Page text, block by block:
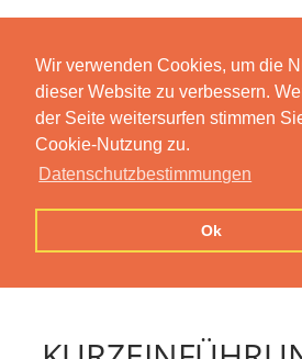
Wir verwenden Cookies, um die
dieser Website zu verbessern.
der Seite weitersurfen stimmen
Cookie-Nutzung zu.
Datenschutzbestimmungen
Ok
Startseite Funktionen
Preise
Kontakt